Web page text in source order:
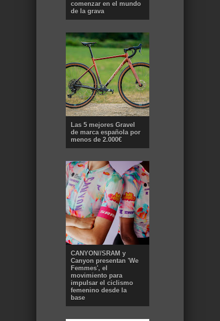
comenzar en el mundo
de la grava
Las 5 mejores Gravel
de marca española por
menos de 2.000€
CANYON//SRAM y
Canyon presentan 'We
Femmes', el
movimiento para
impulsar el ciclismo
femenino desde la
base